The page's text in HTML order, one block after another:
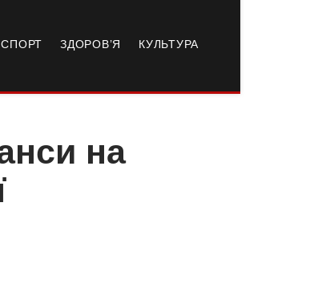
СПОРТ ЗДОРОВ’Я КУЛЬТУРА
на